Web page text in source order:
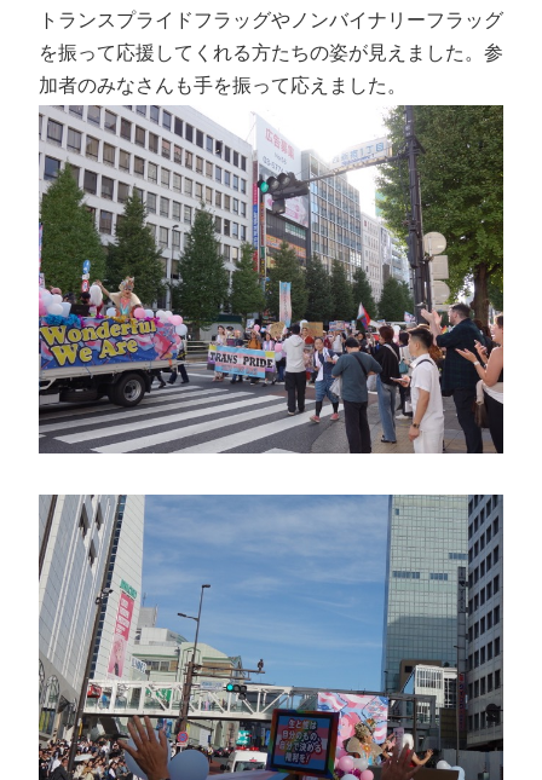
トランスプライドフラッグやノンバイナリーフラッグ
を振って応援してくれる方たちの姿が見えました。参
加者のみなさんも手を振って応えました。